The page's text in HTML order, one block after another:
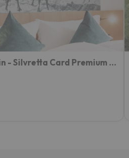
Apart Garni St Martin - Silvretta Card Premium Betrieb